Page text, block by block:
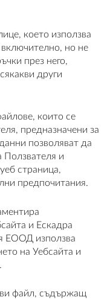
което използва
но не
през него,
други
които се
предназначени за
позволяват да
Ползвателя и
страница,
предпочитания.
и Ескадра
ЕООД използва
на Уебсайта и
файл, съдържащ